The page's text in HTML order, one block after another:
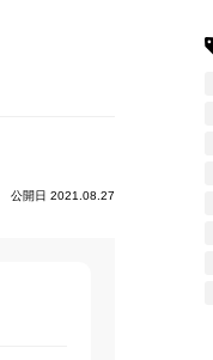
公開日 2021.08.27